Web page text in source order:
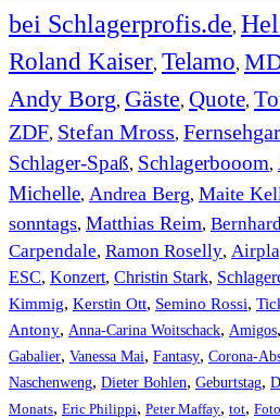
bei Schlagerprofis.de,
Roland Kaiser, Telamo,
Andy Borg, Gäste, Quote,
ZDF, Stefan Mross,
Schlager-Spaß, Schlagerbooom,
Michelle, Andrea Berg, Maite
sonntags, Matthias Reim,
Carpendale, Ramon Roselly,
ESC, Konzert, Christin Stark,
Kimmig, Kerstin Ott, Semino Rossi,
Antony, Anna-Carina Woitschack, Amigos,
Gabalier, Vanessa Mai, Fantasy, Corona-
Naschenweng, Dieter Bohlen, Geburtstag,
Monats, Eric Philippi, Peter Maffay, tot,